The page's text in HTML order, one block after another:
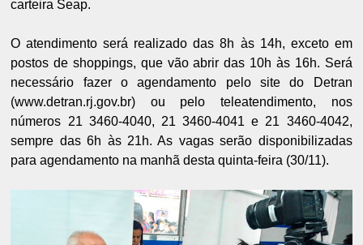
carteira Seap.
O atendimento será realizado das 8h às 14h, exceto em
postos de shoppings, que vão abrir das 10h às 16h. Será
necessário fazer o agendamento pelo site do Detran
(www.detran.rj.gov.br) ou pelo teleatendimento, nos
números 21 3460-4040, 21 3460-4041 e 21 3460-4042,
sempre das 6h às 21h. As vagas serão disponibilizadas
para agendamento na manhã desta quinta-feira (30/11).